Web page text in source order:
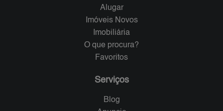
Alugar
Imóveis Novos
Imobiliária
O que procura?
Favoritos
Serviços
Blog